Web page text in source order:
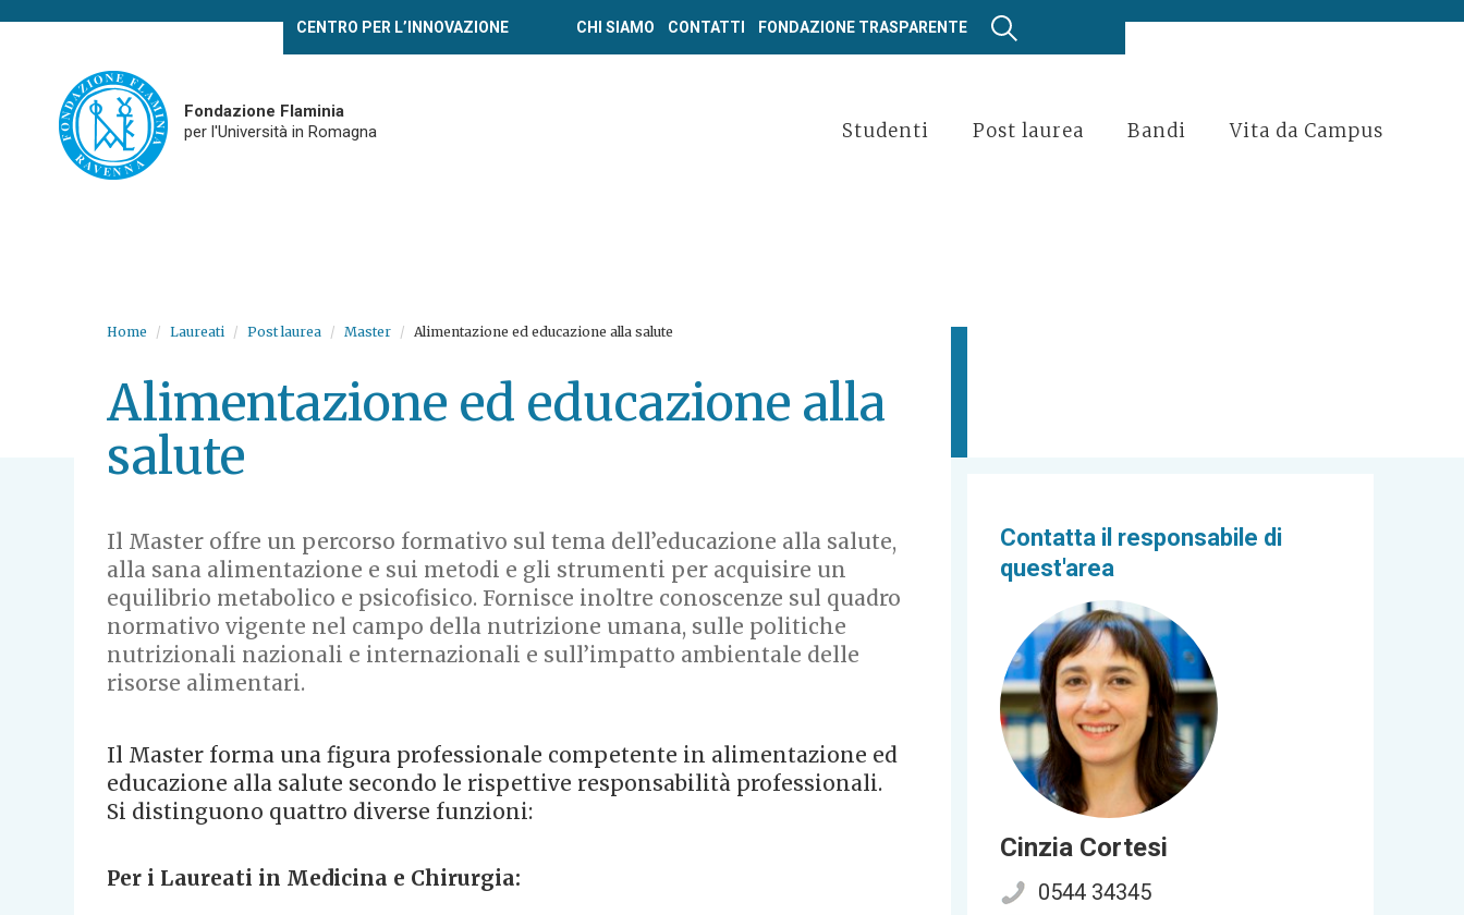
CENTRO PER L’INNOVAZIONE CHI SIAMO CONTATTI FONDAZIONE TRASPARENTE
Fondazione Flaminia
per l'Università in Romagna
Studenti Post laurea Bandi Vita da Campus
Home Laureati Post laurea Master Alimentazione ed educazione alla salute
Alimentazione ed educazione alla
salute
Il Master offre un percorso formativo sul tema dell’educazione alla salute,
alla sana alimentazione e sui metodi e gli strumenti per acquisire un
equilibrio metabolico e psicofisico. Fornisce inoltre conoscenze sul quadro
normativo vigente nel campo della nutrizione umana, sulle politiche
nutrizionali nazionali e internazionali e sull’impatto ambientale delle
risorse alimentari.
Il Master forma una figura professionale competente in alimentazione ed
educazione alla salute secondo le rispettive responsabilità professionali.
Si distinguono quattro diverse funzioni:
Per i Laureati in Medicina e Chirurgia:
Contatta il responsabile di
quest'area
Cinzia Cortesi
0544 34345